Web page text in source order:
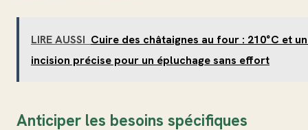
LIRE AUSSI Cuire des châtaignes au four : 210°C et
incision précise pour un épluchage sans effort
Anticiper les besoins spécifiques